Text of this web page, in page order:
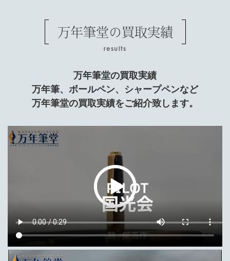
万年筆堂の買取実績
results
万年筆堂の買取実績
万年筆、ボールペン、シャープペンなど
万年筆堂の買取実績をご紹介致します。